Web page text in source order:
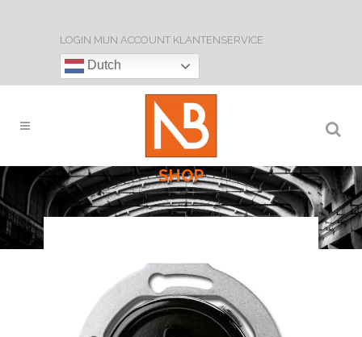
LOGIN MIJN ACCOUNT KLANTENSERVICE
Dutch
SHOP